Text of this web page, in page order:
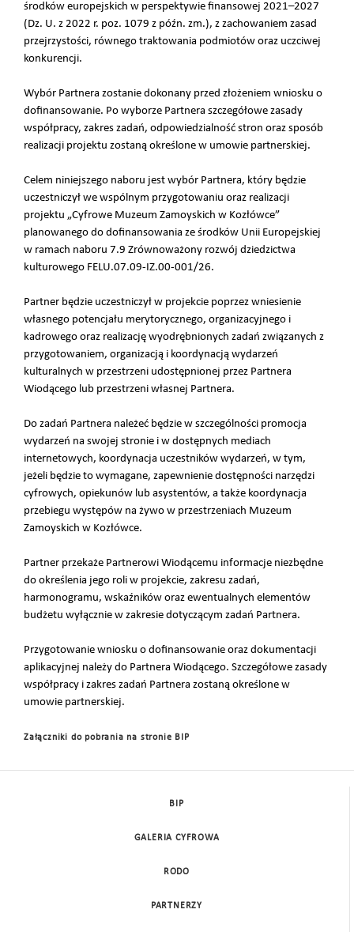
środków europejskich w perspektywie finansowej 2021–2027
(Dz. U. z 2022 r. poz. 1079 z późn. zm.), z zachowaniem zasad
przejrzystości, równego traktowania podmiotów oraz uczciwej
konkurencji.
Wybór Partnera zostanie dokonany przed złożeniem wniosku o
dofinansowanie. Po wyborze Partnera szczegółowe zasady
współpracy, zakres zadań, odpowiedzialność stron oraz sposób
realizacji projektu zostaną określone w umowie partnerskiej.
Celem niniejszego naboru jest wybór Partnera, który będzie
uczestniczył we wspólnym przygotowaniu oraz realizacji
projektu „Cyfrowe Muzeum Zamoyskich w Kozłówce”
planowanego do dofinansowania ze środków Unii Europejskiej
w ramach naboru 7.9 Zrównoważony rozwój dziedzictwa
kulturowego FELU.07.09-IZ.00-001/26.
Partner będzie uczestniczył w projekcie poprzez wniesienie
własnego potencjału merytorycznego, organizacyjnego i
kadrowego oraz realizację wyodrębnionych zadań związanych z
przygotowaniem, organizacją i koordynacją wydarzeń
kulturalnych w przestrzeni udostępnionej przez Partnera
Wiodącego lub przestrzeni własnej Partnera.
Do zadań Partnera należeć będzie w szczególności promocja
wydarzeń na swojej stronie i w dostępnych mediach
internetowych, koordynacja uczestników wydarzeń, w tym,
jeżeli będzie to wymagane, zapewnienie dostępności narzędzi
cyfrowych, opiekunów lub asystentów, a także koordynacja
przebiegu występów na żywo w przestrzeniach Muzeum
Zamoyskich w Kozłówce.
Partner przekaże Partnerowi Wiodącemu informacje niezbędne
do określenia jego roli w projekcie, zakresu zadań,
harmonogramu, wskaźników oraz ewentualnych elementów
budżetu wyłącznie w zakresie dotyczącym zadań Partnera.
Przygotowanie wniosku o dofinansowanie oraz dokumentacji
aplikacyjnej należy do Partnera Wiodącego. Szczegółowe zasady
współpracy i zakres zadań Partnera zostaną określone w
umowie partnerskiej.
Załączniki do pobrania na stronie BIP
BIP
GALERIA CYFROWA
RODO
PARTNERZY